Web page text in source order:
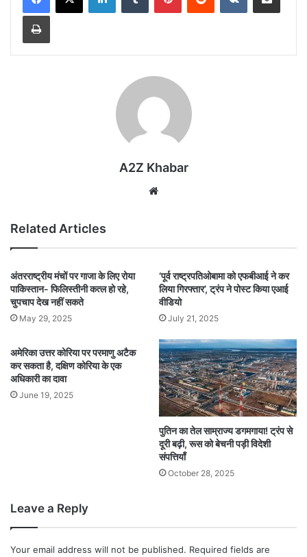
Print
A2Z Khabar
Related Articles
अंतरराष्ट्रीय मंचों पर गाजा के लिए रोया
पाकिस्तान- फिलिस्तीनी कत्ल हो रहे,
चुपचाप देख नहीं सकते
May 29, 2025
‘पूर्व राष्ट्रपतिओबामा को एफबीआई ने कर
लिया गिरफ्तार’, ट्रंप ने पोस्ट किया एआई
वीडियो
July 21, 2025
अमेरिका उत्तर कोरिया पर परमाणु अटैक
कर सकता है, दक्षिण कोरिया के एक
अधिकारी का दावा
June 19, 2025
पुतिन का तेल साम्राज्य डगमगाया! ट्रंप से
दूरी बढ़ी, रूस को बेचनी पड़ी विदेशी
संपत्तियाँ
October 28, 2025
Leave a Reply
Your email address will not be published. Required fields are